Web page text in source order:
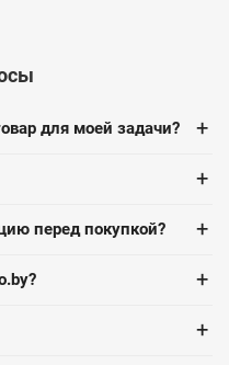
для моей задачи? +
+
перед покупкой? +
+
+